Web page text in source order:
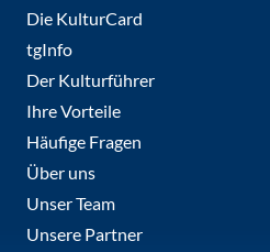
Die KulturCard
tgInfo
Der Kulturführer
Ihre Vorteile
Häufige Fragen
Über uns
Unser Team
Unsere Partner